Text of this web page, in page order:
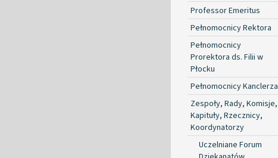
Professor Emeritus
Pełnomocnicy Rektora
Pełnomocnicy
Prorektora ds. Filii w
Płocku
Pełnomocnicy Kanclerza
Zespoły, Rady, Komisje,
Kapituły, Rzecznicy,
Koordynatorzy
Uczelniane Forum